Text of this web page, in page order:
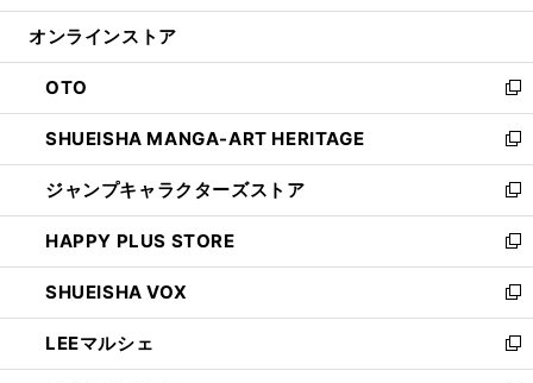
開
ン
ウ
で
開
く
ウ
ン
ド
ウ
で
開
く
オンラインストア
OTO
新
し
い
ウ
ィ
ン
ド
ウ
で
開
く
SHUEISHA MANGA-ART HERITAGE
新
し
い
ウ
ィ
ン
ド
ウ
で
開
ジャンプキャラクターズストア
新
し
い
ウ
ィ
ン
ド
ウ
HAPPY PLUS STORE
新
し
い
ウ
ィ
ン
SHUEISHA VOX
新
し
い
ウ
LEEマルシェ
新
し